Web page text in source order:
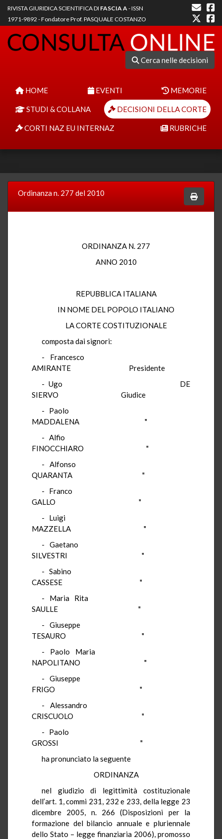
RIVISTA GIURIDICA SCIENTIFICA DI FASCIA A- ISSN
1971-9892 - Fondatore Prof. PASQUALE COSTANZO
Cerca nelle decisioni
HOME EVENTI MEMORIE
STUDI & COLLANA DECISIONI DELLA CORTE
CORTI NAZ EU INTERNAZ RUBRICHE
Ordinanza n. 277 del 2010
ORDINANZA N. 277
ANNO 2010
REPUBBLICA ITALIANA
IN NOME DEL POPOLO ITALIANO
LA CORTE COSTITUZIONALE
composta dai signori:
- Francesco
AMIRANTE Presidente
- Ugo DE
SIERVO Giudice
- Paolo
MADDALENA "
- Alfio
FINOCCHIARO "
- Alfonso
QUARANTA "
- Franco
GALLO "
- Luigi
MAZZELLA "
- Gaetano
SILVESTRI "
- Sabino
CASSESE "
- Maria Rita
SAULLE "
- Giuseppe
TESAURO "
- Paolo Maria
NAPOLITANO "
- Giuseppe
FRIGO "
- Alessandro
CRISCUOLO "
- Paolo
GROSSI "
ha pronunciato la seguente
ORDINANZA
nel giudizio di legittimità costituzionale
dell’art. 1, commi 231, 232 e 233, della legge 23
dicembre 2005, n. 266 (Disposizioni per la
formazione del bilancio annuale e pluriennale
dello Stato – legge finanziaria 2006), promosso